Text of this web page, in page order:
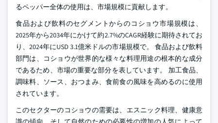
るペッパー全体の使用は、市場規模に貢献します。
食品および飲料のセグメントからのコショウ市場規模は、
2025年から2034年にかけて約2.7%のCAGR経験に期待されてお
り、2024年にUSD 3.1億米ドルの市場規模で。 食品および飲料
部門は、コショウが世界的な様々な料理用途の根本的な成分
であるため、市場の重要な部分を表しています。 加工食品、
調味料、ソース、おつまみ、食前食の風味を高めるのに使用
されています。
このセクターのコショウの需要は、エスニック料理、健康意